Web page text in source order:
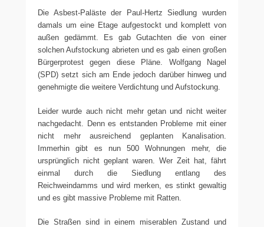
Die Asbest-Paläste der Paul-Hertz Siedlung wurden
damals um eine Etage aufgestockt und komplett von
außen gedämmt. Es gab Gutachten die von einer
solchen Aufstockung abrieten und es gab einen großen
Bürgerprotest gegen diese Pläne. Wolfgang Nagel
(SPD) setzt sich am Ende jedoch darüber hinweg und
genehmigte die weitere Verdichtung und Aufstockung.
Leider wurde auch nicht mehr getan und nicht weiter
nachgedacht. Denn es entstanden Probleme mit einer
nicht mehr ausreichend geplanten Kanalisation.
Immerhin gibt es nun 500 Wohnungen mehr, die
ursprünglich nicht geplant waren. Wer Zeit hat, fährt
einmal durch die Siedlung entlang des
Reichweindamms und wird merken, es stinkt gewaltig
und es gibt massive Probleme mit Ratten.
Die Straßen sind in einem miserablen Zustand und